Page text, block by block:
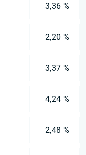
3,36 %
2,20 %
3,37 %
4,24 %
2,48 %